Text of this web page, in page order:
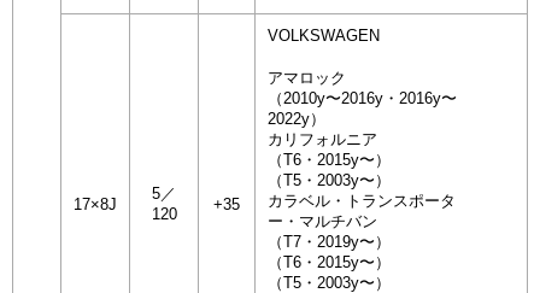
17×8J
5／
120
+35
VOLKSWAGEN
アマロック
（2010y〜2016y・2016y〜
2022y）
カリフォルニア
（T6・2015y〜）
（T5・2003y〜）
カラベル・トランスポータ
ー・マルチバン
（T7・2019y〜）
（T6・2015y〜）
（T5・2003y〜）